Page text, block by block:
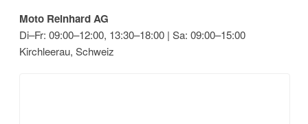
Moto Reinhard AG
Di–Fr: 09:00–12:00, 13:30–18:00 | Sa: 09:00–15:00
Kirchleerau, Schweiz